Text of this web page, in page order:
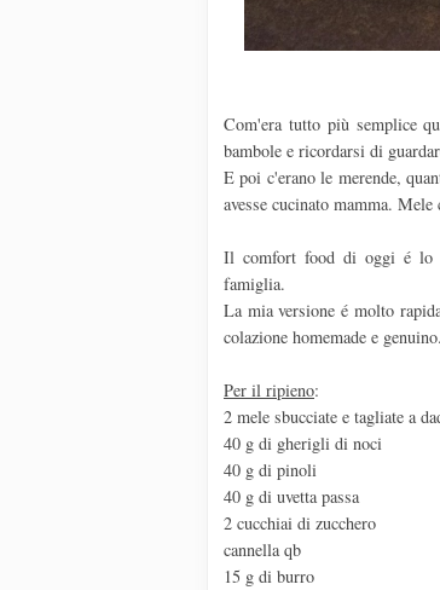
Com'era tutto più semplice
bambole e ricordarsi di
E poi c'erano le merende,
avesse cucinato mamma.
Il comfort food di oggi é lo
famiglia.
La mia versione é molto
colazione homemade e
Per il ripieno:
2 mele sbucciate e tagliate a
40 g di gherigli di noci
40 g di pinoli
40 g di uvetta passa
2 cucchiai di zucchero
cannella qb
15 g di burro